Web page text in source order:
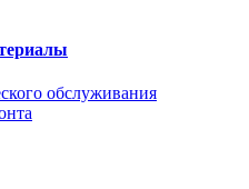
обслуживания